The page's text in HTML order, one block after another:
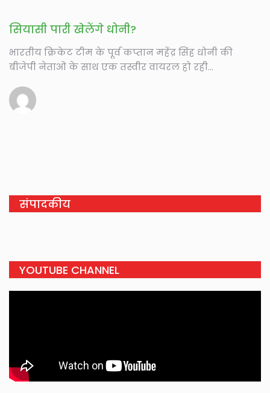
सियासी पारी खेलेंगे धोनी?
भारतीय क्रिकेट टीम के पूर्व कप्तान महेंद्र सिंह धोनी की
बीजेपी नेताओं के साथ एक तस्वीर वायरल हो रही...
संपादकीय
YOUTUBE CHANNEL